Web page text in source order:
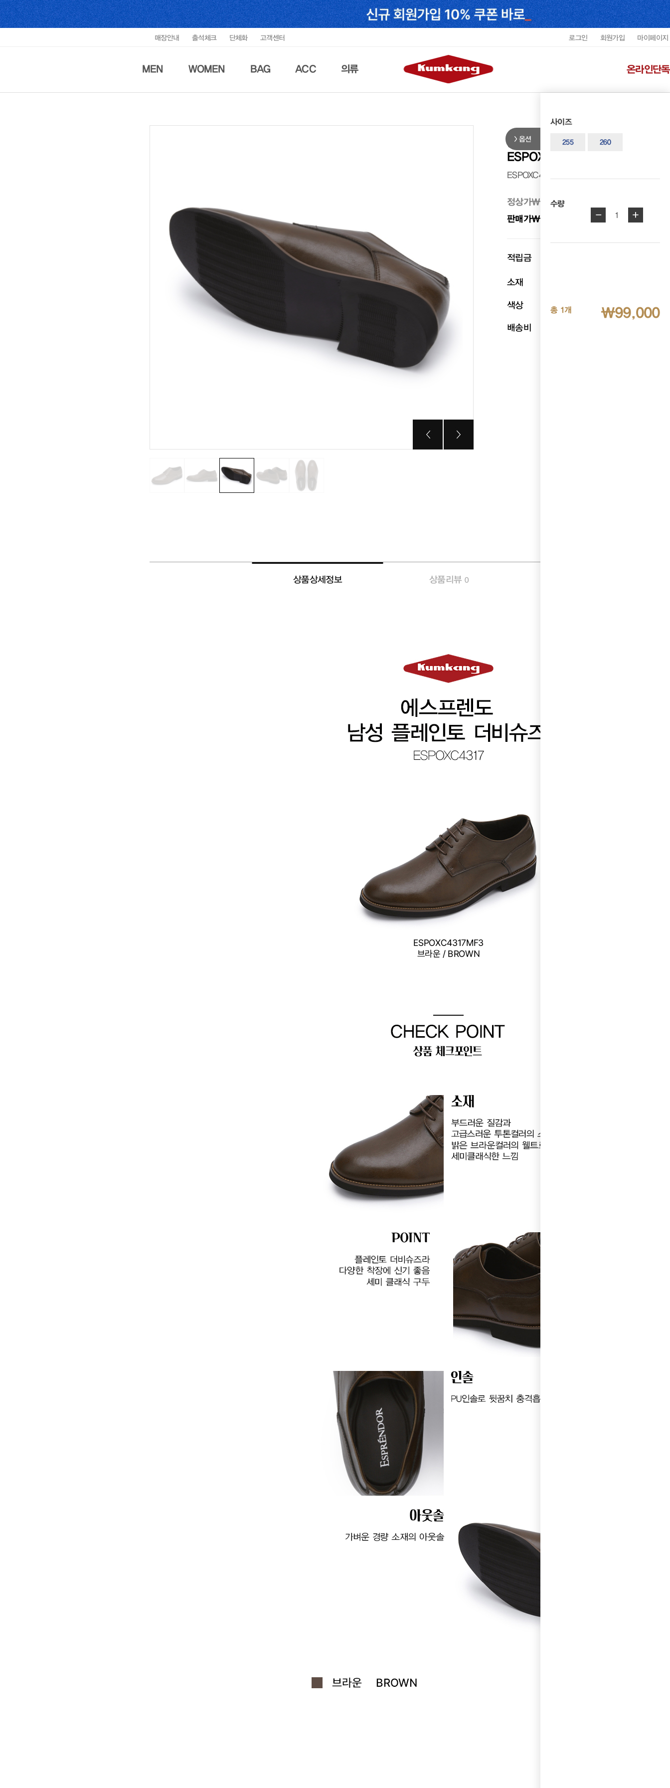
매장안내 출석체크 단체화 고객센터 로그인 회원가입 마이페이지
MEN WOMEN BAG ACC 의류 온라인단독
옵션
사이즈
255 260
수량
- 1 +
총 1개 ₩99,000
에스프렌도 남성 플레인토 더비슈
ESPOXC4317MF3
ESPOXC4317MF3
정상가₩ 198,000
판매가₩ 99,000
적립금
소재
색상
배송비
상품상세정보 상품리뷰 0